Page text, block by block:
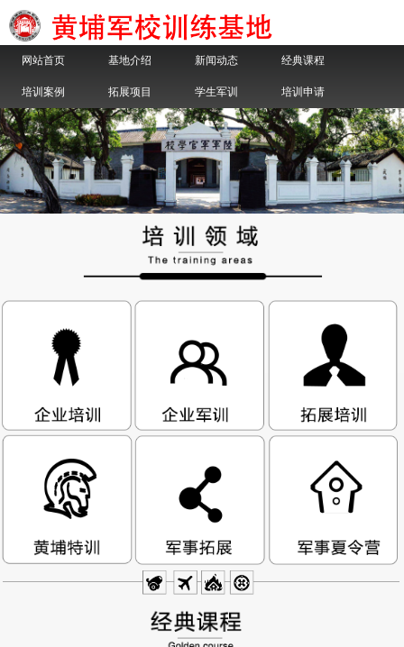
网站首页 基地介绍 新闻动态 经典课程
培训案例 拓展项目 学生军训 培训申请